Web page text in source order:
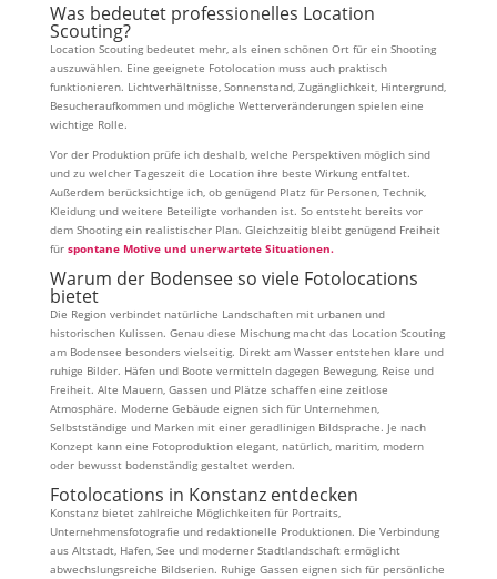
Was bedeutet professionelles Location
Scouting?
Location Scouting bedeutet mehr, als einen schönen Ort für ein Shooting
auszuwählen. Eine geeignete Fotolocation muss auch praktisch
funktionieren. Lichtverhältnisse, Sonnenstand, Zugänglichkeit, Hintergrund,
Besucheraufkommen und mögliche Wetterveränderungen spielen eine
wichtige Rolle.
Vor der Produktion prüfe ich deshalb, welche Perspektiven möglich sind
und zu welcher Tageszeit die Location ihre beste Wirkung entfaltet.
Außerdem berücksichtige ich, ob genügend Platz für Personen, Technik,
Kleidung und weitere Beteiligte vorhanden ist. So entsteht bereits vor
dem Shooting ein realistischer Plan. Gleichzeitig bleibt genügend Freiheit
für spontane Motive und unerwartete Situationen.
Warum der Bodensee so viele Fotolocations
bietet
Die Region verbindet natürliche Landschaften mit urbanen und
historischen Kulissen. Genau diese Mischung macht das Location Scouting
am Bodensee besonders vielseitig. Direkt am Wasser entstehen klare und
ruhige Bilder. Häfen und Boote vermitteln dagegen Bewegung, Reise und
Freiheit. Alte Mauern, Gassen und Plätze schaffen eine zeitlose
Atmosphäre. Moderne Gebäude eignen sich für Unternehmen,
Selbstständige und Marken mit einer geradlinigen Bildsprache. Je nach
Konzept kann eine Fotoproduktion elegant, natürlich, maritim, modern
oder bewusst bodenständig gestaltet werden.
Fotolocations in Konstanz entdecken
Konstanz bietet zahlreiche Möglichkeiten für Portraits,
Unternehmensfotografie und redaktionelle Produktionen. Die Verbindung
aus Altstadt, Hafen, See und moderner Stadtlandschaft ermöglicht
abwechslungsreiche Bildserien. Ruhige Gassen eignen sich für persönliche